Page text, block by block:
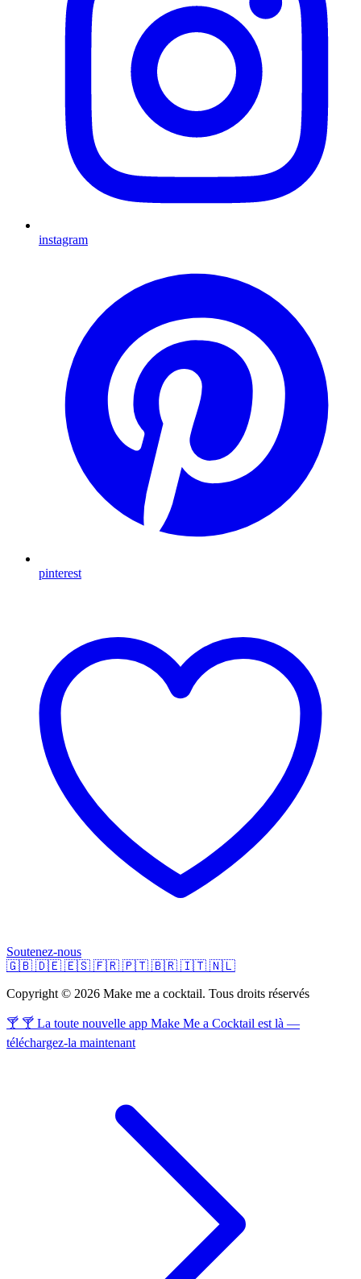
instagram
pinterest
Soutenez-nous
🇬🇧 🇩🇪 🇪🇸 🇫🇷 🇵🇹 🇧🇷 🇮🇹 🇳🇱
Copyright © 2026 Make me a cocktail. Tous droits réservés
🍸 🍸 La toute nouvelle app Make Me a Cocktail est là —
téléchargez-la maintenant